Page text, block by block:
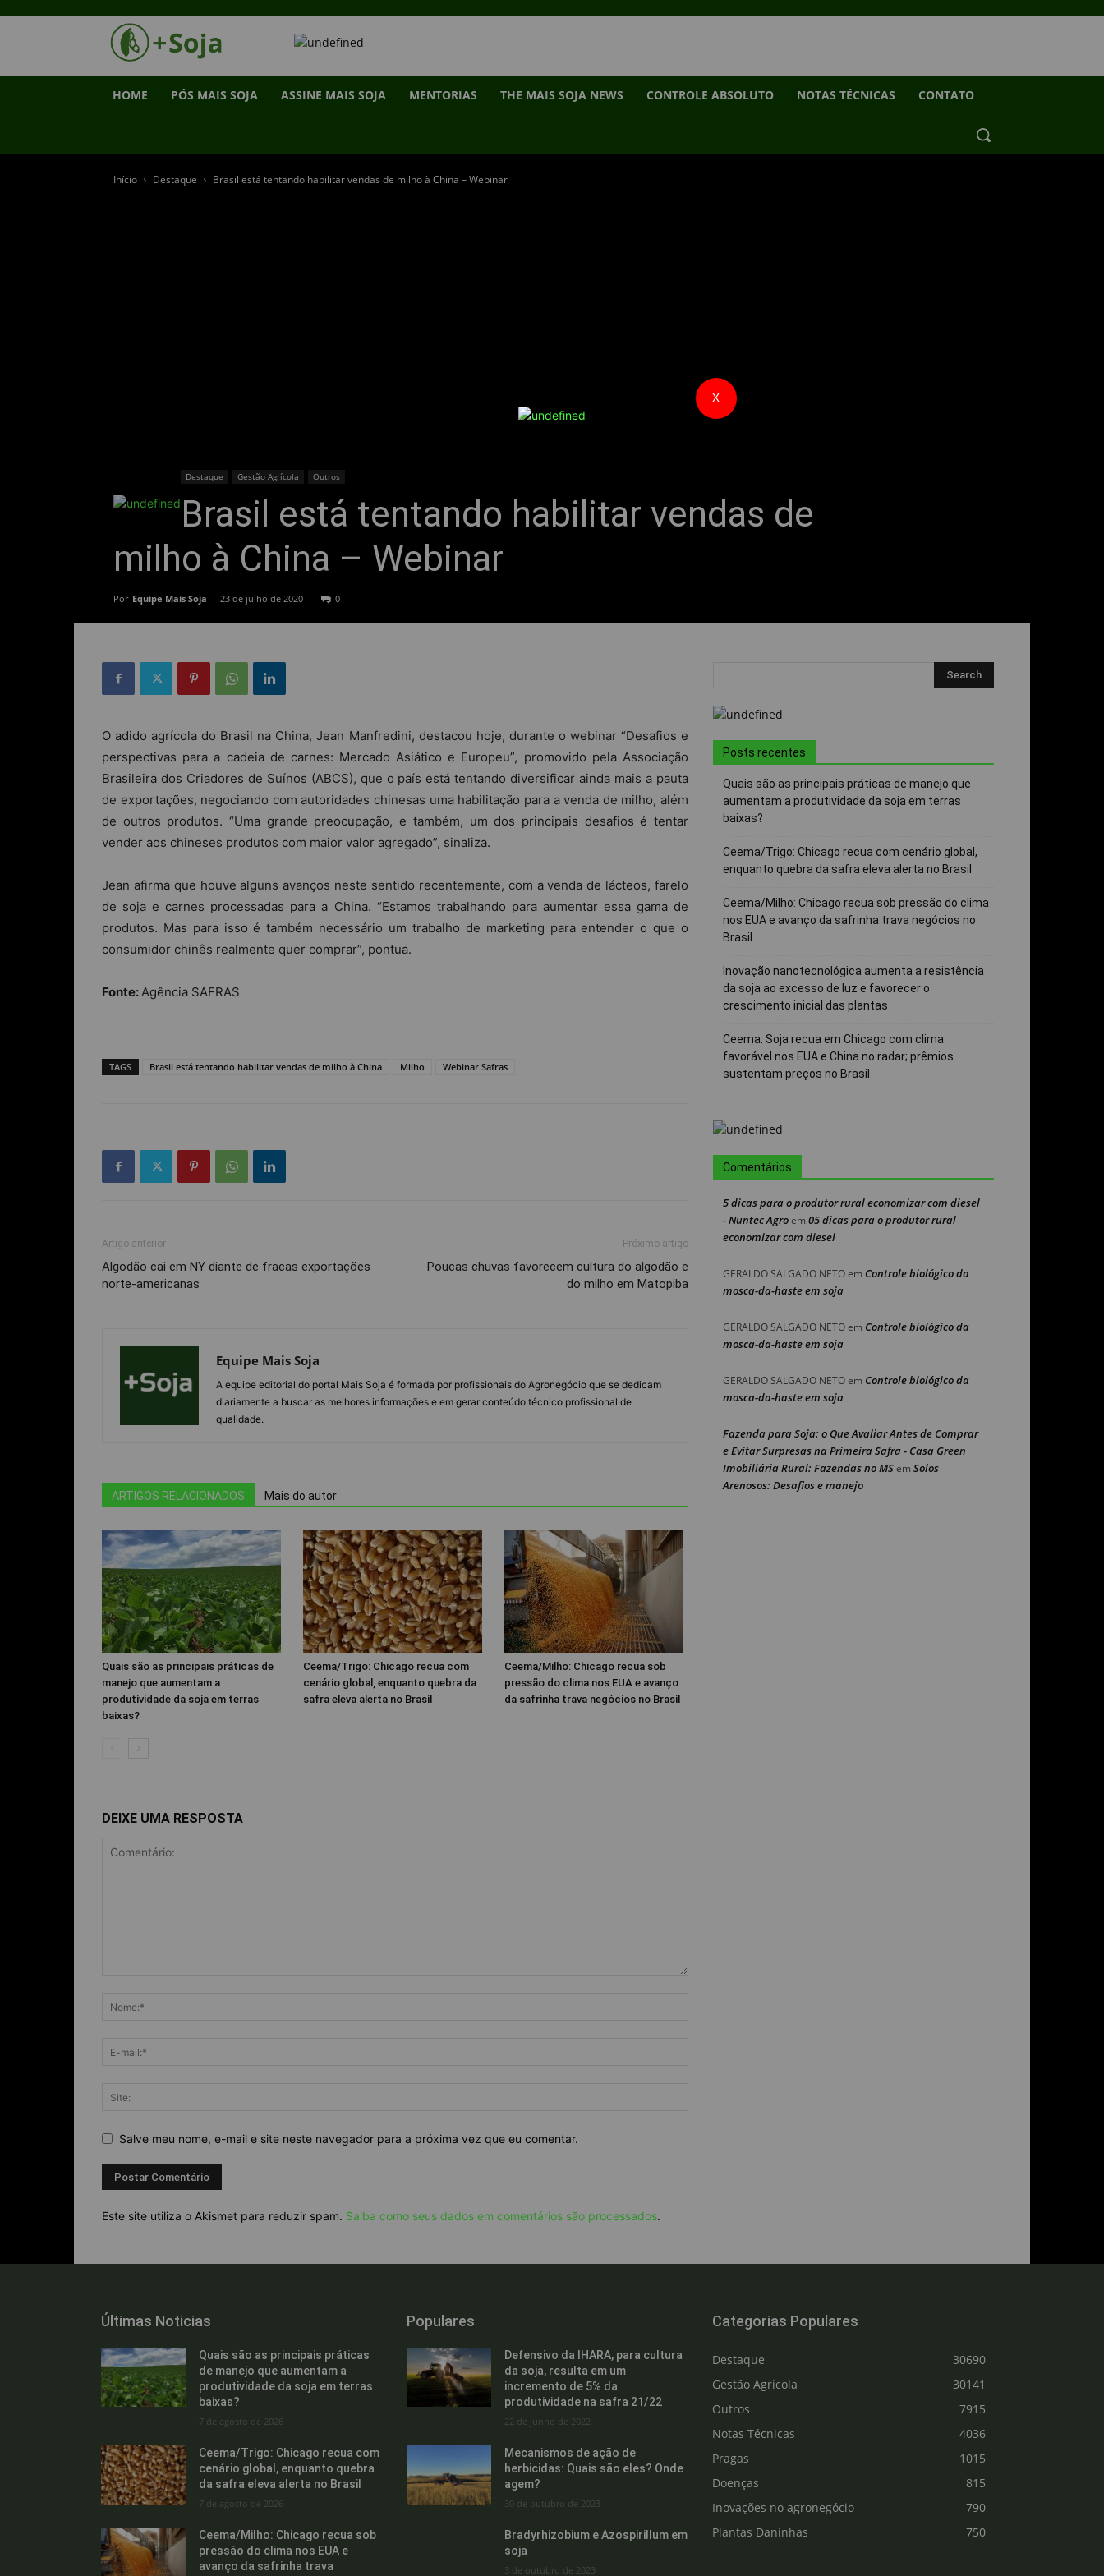
HOME PÓS MAIS SOJA ASSINE MAIS SOJA MENTORIAS THE MAIS SOJA NEWS CONTROLE ABSOLUTO NOTAS TÉCNICAS CONTATO
Início Destaque Brasil está tentando habilitar vendas de milho à China – Webinar
Destaque Gestão Agrícola Outros
Brasil está tentando habilitar vendas de
milho à China – Webinar
Por Equipe Mais Soja - 23 de julho de 2020 0
O adido agrícola do Brasil na China, Jean Manfredini, destacou hoje, durante o webinar “Desafios e
perspectivas para a cadeia de carnes: Mercado Asiático e Europeu”, promovido pela Associação
Brasileira dos Criadores de Suínos (ABCS), que o país está tentando diversificar ainda mais a pauta
de exportações, negociando com autoridades chinesas uma habilitação para a venda de milho, além
de outros produtos. “Uma grande preocupação, e também, um dos principais desafios é tentar
vender aos chineses produtos com maior valor agregado”, sinaliza.
Jean afirma que houve alguns avanços neste sentido recentemente, com a venda de lácteos, farelo
de soja e carnes processadas para a China. “Estamos trabalhando para aumentar essa gama de
produtos. Mas para isso é também necessário um trabalho de marketing para entender o que o
consumidor chinês realmente quer comprar”, pontua.
Fonte:Agência SAFRAS
TAGS Brasil está tentando habilitar vendas de milho à China Milho Webinar Safras
Artigo anterior
Algodão cai em NY diante de fracas exportações
norte-americanas
Próximo artigo
Poucas chuvas favorecem cultura do algodão e
do milho em Matopiba
Equipe Mais Soja
A equipe editorial do portal Mais Soja é formada por profissionais do Agronegócio que se dedicam
diariamente a buscar as melhores informações e em gerar conteúdo técnico profissional de
qualidade.
ARTIGOS RELACIONADOS Mais do autor
Quais são as principais práticas de
manejo que aumentam a
produtividade da soja em terras
baixas?
Ceema/Trigo: Chicago recua com
cenário global, enquanto quebra da
safra eleva alerta no Brasil
Ceema/Milho: Chicago recua sob
pressão do clima nos EUA e avanço
da safrinha trava negócios no Brasil
DEIXE UMA RESPOSTA
Salve meu nome, e-mail e site neste navegador para a próxima vez que eu comentar.
Este site utiliza o Akismet para reduzir spam. Saiba como seus dados em comentários são processados.
Posts recentes
Quais são as principais práticas de manejo que
aumentam a produtividade da soja em terras
baixas?
Ceema/Trigo: Chicago recua com cenário global,
enquanto quebra da safra eleva alerta no Brasil
Ceema/Milho: Chicago recua sob pressão do clima
nos EUA e avanço da safrinha trava negócios no
Brasil
Inovação nanotecnológica aumenta a resistência
da soja ao excesso de luz e favorecer o
crescimento inicial das plantas
Ceema: Soja recua em Chicago com clima
favorável nos EUA e China no radar; prêmios
sustentam preços no Brasil
Comentários
5 dicas para o produtor rural economizar com diesel
- Nuntec Agroem 05 dicas para o produtor rural
economizar com diesel
GERALDO SALGADO NETOem Controle biológico da
mosca-da-haste em soja
GERALDO SALGADO NETOem Controle biológico da
mosca-da-haste em soja
GERALDO SALGADO NETOem Controle biológico da
mosca-da-haste em soja
Fazenda para Soja: o Que Avaliar Antes de Comprar
e Evitar Surpresas na Primeira Safra - Casa Green
Imobiliária Rural: Fazendas no MSem Solos
Arenosos: Desafios e manejo
Últimas Noticias
Quais são as principais práticas
de manejo que aumentam a
produtividade da soja em terras
baixas?
7 de agosto de 2026
Ceema/Trigo: Chicago recua com
cenário global, enquanto quebra
da safra eleva alerta no Brasil
7 de agosto de 2026
Ceema/Milho: Chicago recua sob
pressão do clima nos EUA e
avanço da safrinha trava
Populares
Defensivo da IHARA, para cultura
da soja, resulta em um
incremento de 5% da
produtividade na safra 21/22
22 de junho de 2022
Mecanismos de ação de
herbicidas: Quais são eles? Onde
agem?
30 de outubro de 2023
Bradyrhizobium e Azospirillum em
soja
3 de outubro de 2023
Categorias Populares
Destaque
30690
Gestão Agrícola
30141
Outros
7915
Notas Técnicas
4036
Pragas
1015
Doenças
815
Inovações no agronegócio
790
Plantas Daninhas
750
X